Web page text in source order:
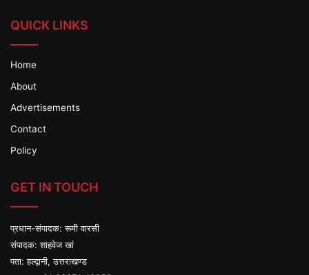
QUICK LINKS
Home
About
Advertisements
Contact
Policy
GET IN TOUCH
प्रधान-संपादक: रूमी वारसी
संपादक: शाहवेज खां
पता: हल्द्वानी, उत्तराखण्ड